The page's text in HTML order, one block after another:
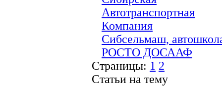
Автотранспортная
Компания
Сибсельмаш,
РОСТО ДОСААФ
Страницы: 1 2
Статьи на тему